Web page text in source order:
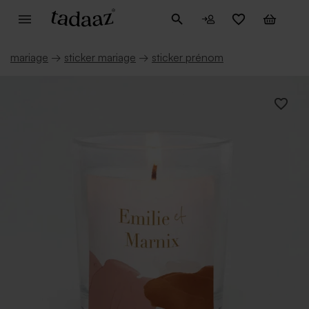
mariage → sticker mariage → sticker prénom